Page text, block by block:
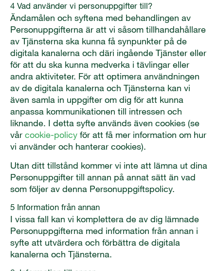
4 Vad använder vi personuppgifter till?
Ändamålen och syftena med behandlingen av
Personuppgifterna är att vi såsom tillhandahållare
av Tjänsterna ska kunna få synpunkter på de
digitala kanalerna och däri ingående Tjänster eller
för att du ska kunna medverka i tävlingar eller
andra aktiviteter. För att optimera användningen
av de digitala kanalerna och Tjänsterna kan vi
även samla in uppgifter om dig för att kunna
anpassa kommunikationen till intressen och
liknande. I detta syfte används även cookies (se
vårcookie-policy för att få mer information om hur
vi använder och hanterar cookies).
Utan ditt tillstånd kommer vi inte att lämna ut dina
Personuppgifter till annan på annat sätt än vad
som följer av denna Personuppgiftspolicy.
5 Information från annan
I vissa fall kan vi komplettera de av dig lämnade
Personuppgifterna med information från annan i
syfte att utvärdera och förbättra de digitala
kanalerna och Tjänsterna.